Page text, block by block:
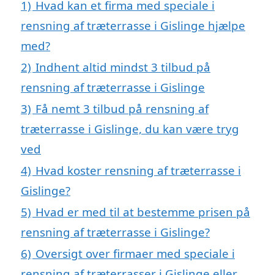
1) Hvad kan et firma med speciale i
rensning af træterrasse i Gislinge hjælpe
med?
2) Indhent altid mindst 3 tilbud på
rensning af træterrasse i Gislinge
3) Få nemt 3 tilbud på rensning af
træterrasse i Gislinge, du kan være tryg
ved
4) Hvad koster rensning af træterrasse i
Gislinge?
5) Hvad er med til at bestemme prisen på
rensning af træterrasse i Gislinge?
6) Oversigt over firmaer med speciale i